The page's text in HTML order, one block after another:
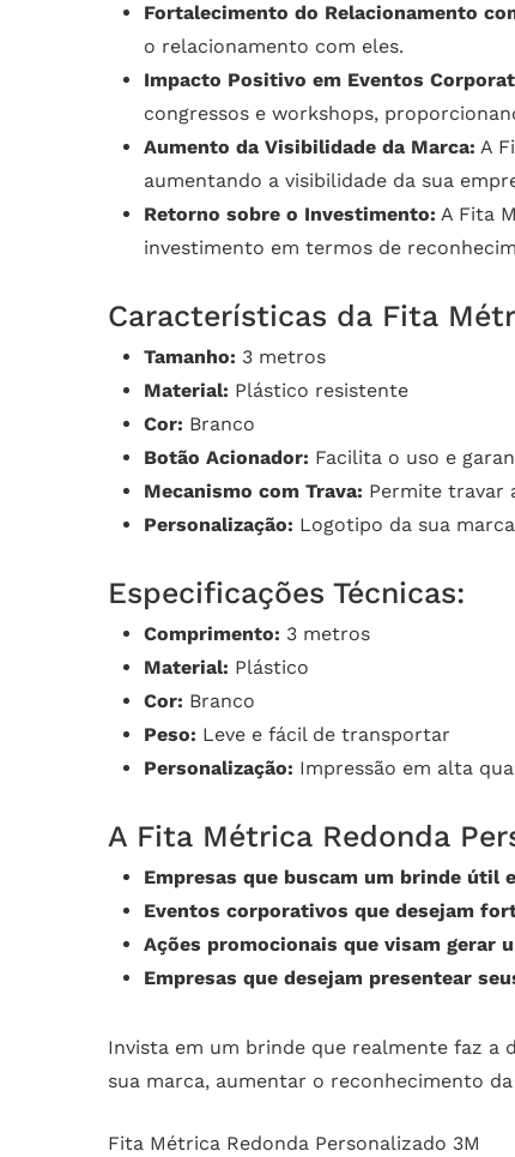
Fortalecimento do Relacionamento
o relacionamento com eles.
Impacto Positivo em Eventos
congressos e workshops,
Aumento da Visibilidade da Marca: A
aumentando a visibilidade da sua
Retorno sobre o Investimento: A Fita
investimento em termos de
Características da Fita
Tamanho: 3 metros
Material: Plástico resistente
Cor: Branco
Botão Acionador: Facilita o uso e
Mecanismo com Trava: Permite travar
Personalização: Logotipo da sua
Especificações Técnicas:
Comprimento: 3 metros
Material: Plástico
Cor: Branco
Peso: Leve e fácil de transportar
Personalização: Impressão em alta
A Fita Métrica Redonda
Empresas que buscam um brinde útil
Eventos corporativos que desejam
Ações promocionais que visam gerar
Empresas que desejam presentear
Invista em um brinde que realmente faz a
sua marca, aumentar o reconhecimento
Fita Métrica Redonda Personalizado 3M